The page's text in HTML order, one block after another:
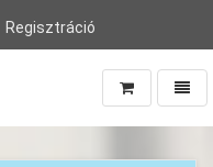
Regisztráció